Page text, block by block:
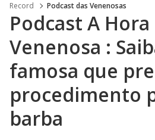
Record Podcast das Venenosas
Podcast A Hora
Venenosa :
famosa que
procedimento
barba